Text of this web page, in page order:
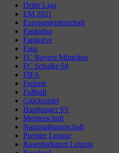
Dritte Liga
EM 2021
Europameisterschaft
Fankultur
Fankurve
Fans
FC Bayern München
FC Schalke 04
FIFA
Freizeit
Fußball
Glücksspiel
Hamburger SV
Meisterschaft
Nationalmannschaft
Premier League
Rasenballsport Leipzig